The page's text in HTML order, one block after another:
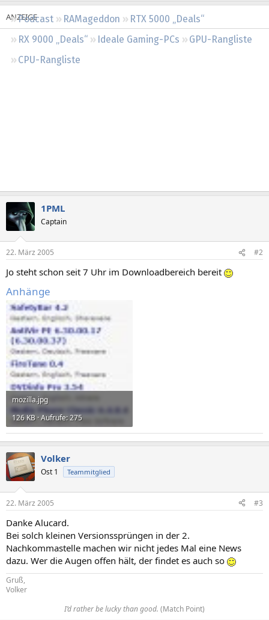
Podcast RAMageddon
RTX 5000 „Deals“
RX 9000 „Deals“
Ideale Gaming-PCs
GPU-Rangliste
CPU-Rangliste
1PML
Captain
22. März 2005 #2
Jo steht schon seit 7 Uhr im Downloadbereich bereit
Anhänge
mozilla.jpg
126 KB · Aufrufe: 275
Volker
Ost 1 Teammitglied
22. März 2005 #3
Danke Alucard.
Bei solch kleinen Versionssprüngen in der 2.
Nachkommastelle machen wir nicht jedes Mal eine News
dazu. Wer die Augen offen hält, der findet es auch so
Gruß,
Volker
I’d rather be lucky than good. (Match Point)​